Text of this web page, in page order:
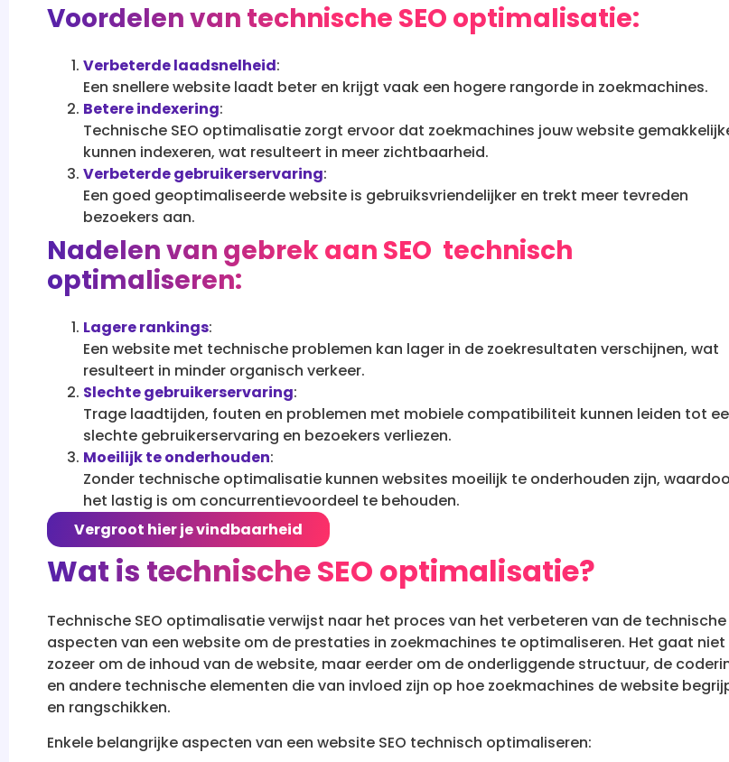
Voordelen van technische SEO optimalisatie:
Verbeterde laadsnelheid:
Een snellere website laadt beter en krijgt vaak een hogere rangorde in zoekmachines.
Betere indexering:
Technische SEO optimalisatie zorgt ervoor dat zoekmachines jouw website
kunnen indexeren, wat resulteert in meer zichtbaarheid.
Verbeterde gebruikerservaring:
Een goed geoptimaliseerde website is gebruiksvriendelijker en trekt meer tevreden
bezoekers aan.
Nadelen van gebrek aan SEO technisch
optimaliseren:
Lagere rankings:
Een website met technische problemen kan lager in de zoekresultaten verschijnen, wat
resulteert in minder organisch verkeer.
Slechte gebruikerservaring:
Trage laadtijden, fouten en problemen met mobiele compatibiliteit kunnen leiden tot
slechte gebruikerservaring en bezoekers verliezen.
Moeilijk te onderhouden:
Zonder technische optimalisatie kunnen websites moeilijk te onderhouden zijn,
het lastig is om concurrentievoordeel te behouden.
Vergroot hier je vindbaarheid
Wat is technische SEO optimalisatie?
Technische SEO optimalisatie verwijst naar het proces van het verbeteren van de technische
aspecten van een website om de prestaties in zoekmachines te optimaliseren. Het gaat niet
zozeer om de inhoud van de website, maar eerder om de onderliggende structuur, de
en andere technische elementen die van invloed zijn op hoe zoekmachines de website
en rangschikken.
Enkele belangrijke aspecten van een website SEO technisch optimaliseren: